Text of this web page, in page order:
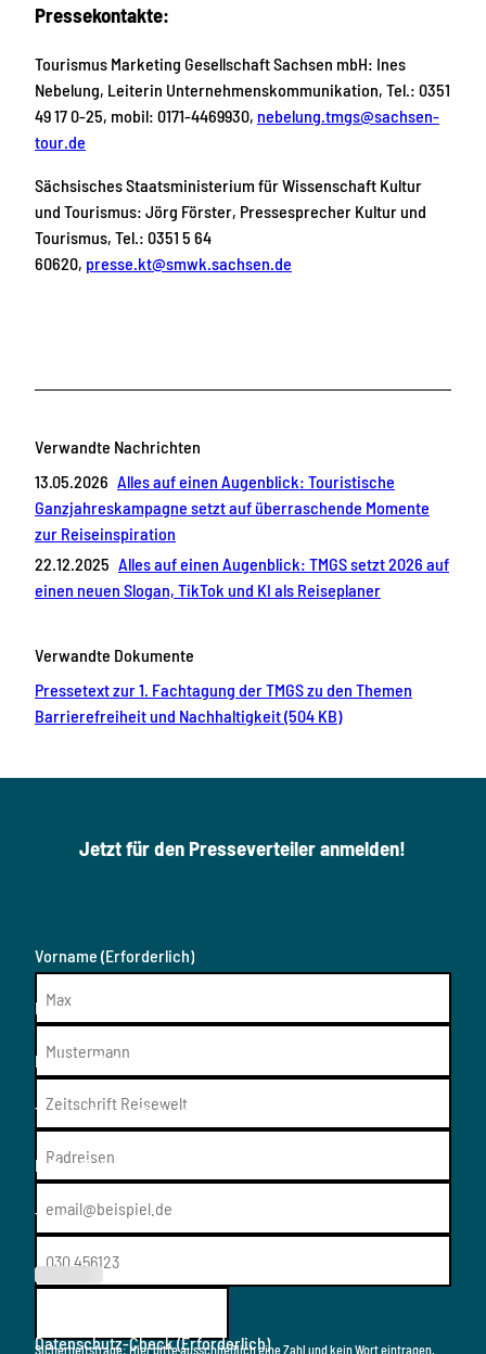
Pressekontakte:
Tourismus Marketing Gesellschaft Sachsen mbH: Ines
Nebelung, Leiterin Unternehmenskommunikation, Tel.: 0351
49 17 0-25, mobil: 0171-4469930, nebelung.tmgs@sachsen-
tour.de
Sächsisches Staatsministerium für Wissenschaft Kultur
und Tourismus: Jörg Förster, Pressesprecher Kultur und
Tourismus, Tel.: 0351 5 64
60620, presse.kt@smwk.sachsen.de
Verwandte Nachrichten
13.05.2026 Alles auf einen Augenblick: Touristische
Ganzjahreskampagne setzt auf überraschende Momente
zur Reiseinspiration
22.12.2025 Alles auf einen Augenblick: TMGS setzt 2026 auf
einen neuen Slogan, TikTok und KI als Reiseplaner
Verwandte Dokumente
Pressetext zur 1. Fachtagung der TMGS zu den Themen
Barrierefreiheit und Nachhaltigkeit (504 KB)
Jetzt für den Presseverteiler anmelden!
Vorname (Erforderlich)
Nachname
Medium(Erforderlich)
Thema/Resort(Erforderlich)
E-Mail(Erforderlich)
Telefon
(Erforderl
Sicherheitsfrage: Hier bitte ausschließlich eine Zahl und kein Wort eintragen.
Datenschutz-Check(Erforderlich)